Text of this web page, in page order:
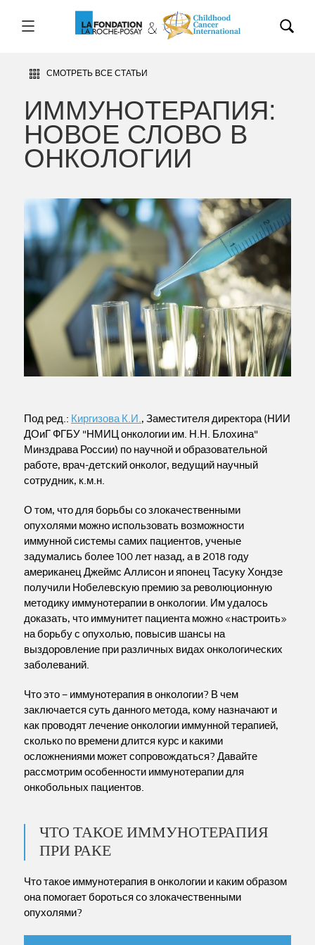
СМОТРЕТЬ ВСЕ СТАТЬИ
ИММУНОТЕРАПИЯ:
НОВОЕ СЛОВО В
ОНКОЛОГИИ
Под ред.: Киргизова К.И., Заместителя директора (НИИ
ДОиГ ФГБУ "НМИЦ онкологии им. Н.Н. Блохина"
Минздрава России) по научной и образовательной
работе, врач-детский онколог, ведущий научный
сотрудник, к.м.н.
О том, что для борьбы со злокачественными
опухолями можно использовать возможности
иммунной системы самих пациентов, ученые
задумались более 100 лет назад, а в 2018 году
американец Джеймс Аллисон и японец Тасуку Хондзе
получили Нобелевскую премию за революционную
методику иммунотерапии в онкологии. Им удалось
доказать, что иммунитет пациента можно «настроить»
на борьбу с опухолью, повысив шансы на
выздоровление при различных видах онкологических
заболеваний.
Что это – иммунотерапия в онкологии? В чем
заключается суть данного метода, кому назначают и
как проводят лечение онкологии иммунной терапией,
сколько по времени длится курс и какими
осложнениями может сопровождаться? Давайте
рассмотрим особенности иммунотерапии для
онкобольных пациентов.
ЧТО ТАКОЕ ИММУНОТЕРАПИЯ
ПРИ РАКЕ
Что такое иммунотерапия в онкологии и каким образом
она помогает бороться со злокачественными
опухолями?